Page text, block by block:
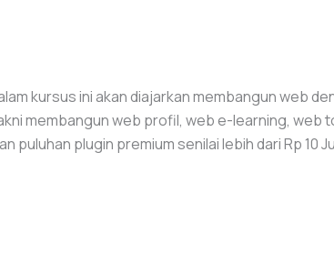
kursus ini akan diajarkan membangun web
membangun web profil, web e-learning, web
plugin premium senilai lebih dari Rp 10